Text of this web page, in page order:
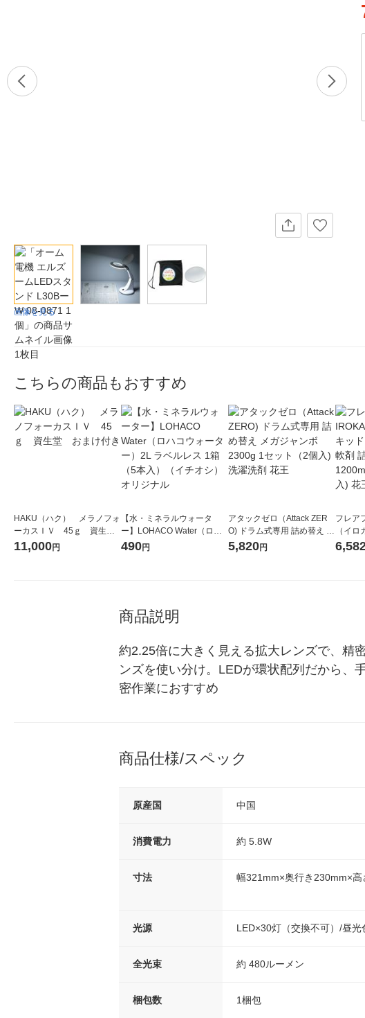
画像を見る
こちらの商品もおすすめ
HAKU（ハク） メラノフォ
ーカスＩＶ 45ｇ 資生
堂 おまけ付き
11,000円
【水・ミネラルウォータ
ー】LOHACO Water（ロハ
コウォーター）2L ラベルレ
490円
アタックゼロ（Attack ZER
O) ドラム式専用 詰め替え メ
ガジャンボ 2300g 1セット
5,820円
フレア
（イ
ーの香
商品説明
約2.25倍に大きく見える拡大レンズで、精
ンズを使い分け。LEDが環状配列だから、
密作業におすすめ
商品仕様/スペック
原産国 中国
消費電力 約 5.8W
寸法 幅321mm×奥行き230mm×高
光源 LED×30灯（交換不可）/昼光
全光束 約 480ルーメン
梱包数 1梱包